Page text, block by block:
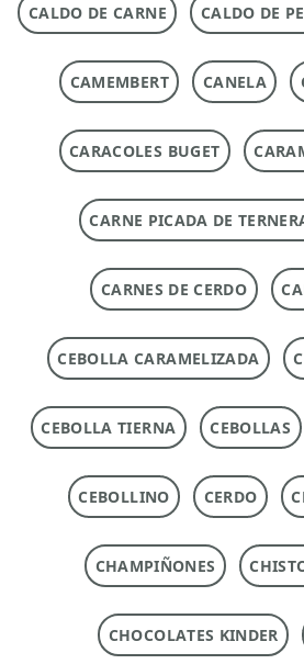
CALDO DE CARNE CALDO DE
CAMEMBERT CANELA
CARACOLES BUGET
CARNE PICADA DE
CARNES DE CERDO
CEBOLLA CARAMELIZADA
CEBOLLA TIERNA CEBOLLAS
CEBOLLINO CERDO
CHAMPIÑONES
CHOCOLATES KINDER